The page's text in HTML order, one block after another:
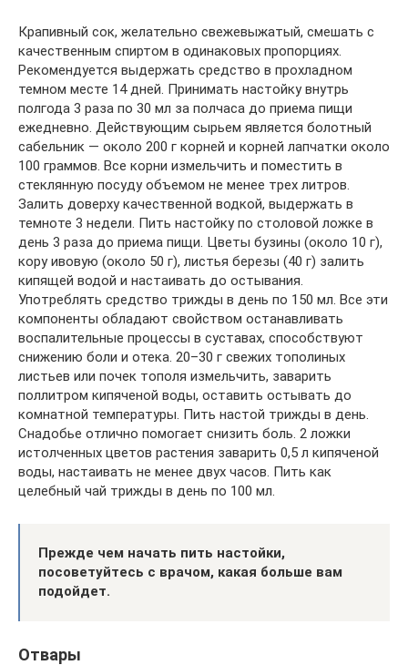
Крапивный сок, желательно свежевыжатый, смешать с
качественным спиртом в одинаковых пропорциях.
Рекомендуется выдержать средство в прохладном
темном месте 14 дней. Принимать настойку внутрь
полгода 3 раза по 30 мл за полчаса до приема пищи
ежедневно. Действующим сырьем является болотный
сабельник — около 200 г корней и корней лапчатки около
100 граммов. Все корни измельчить и поместить в
стеклянную посуду объемом не менее трех литров.
Залить доверху качественной водкой, выдержать в
темноте 3 недели. Пить настойку по столовой ложке в
день 3 раза до приема пищи. Цветы бузины (около 10 г),
кору ивовую (около 50 г), листья березы (40 г) залить
кипящей водой и настаивать до остывания.
Употреблять средство трижды в день по 150 мл. Все эти
компоненты обладают свойством останавливать
воспалительные процессы в суставах, способствуют
снижению боли и отека. 20–30 г свежих тополиных
листьев или почек тополя измельчить, заварить
поллитром кипяченой воды, оставить остывать до
комнатной температуры. Пить настой трижды в день.
Снадобье отлично помогает снизить боль. 2 ложки
истолченных цветов растения заварить 0,5 л кипяченой
воды, настаивать не менее двух часов. Пить как
целебный чай трижды в день по 100 мл.
Прежде чем начать пить настойки,
посоветуйтесь с врачом, какая больше вам
подойдет.
Отвары